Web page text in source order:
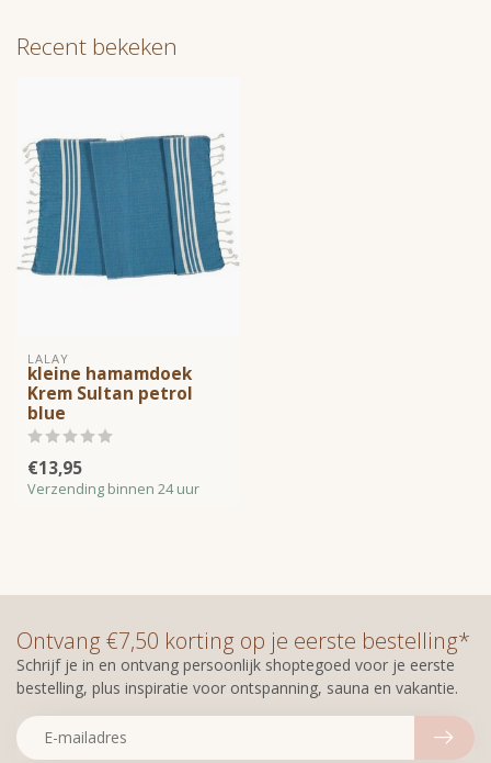
Recent bekeken
LALAY
kleine hamamdoek
Krem Sultan petrol
blue
€13,95
Verzending binnen 24 uur
Ontvang €7,50 korting op je eerste bestelling*
Schrijf je in en ontvang persoonlijk shoptegoed voor je eerste
bestelling, plus inspiratie voor ontspanning, sauna en vakantie.